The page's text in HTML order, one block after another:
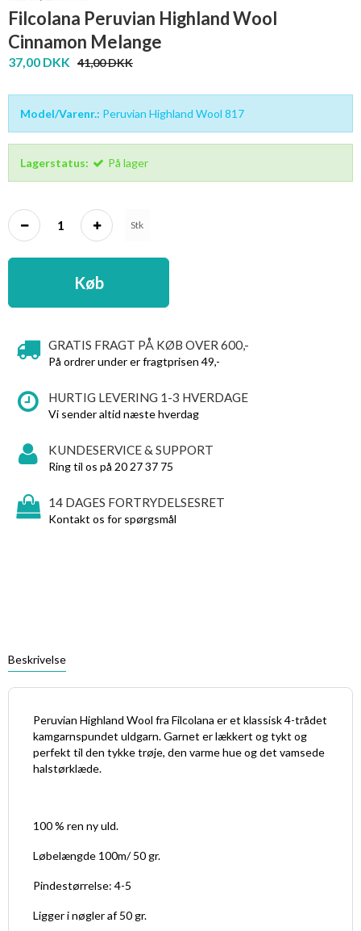
Filcolana Peruvian Highland Wool
Cinnamon Melange
37,00 DKK 41,00 DKK
Model/Varenr.: Peruvian Highland Wool 817
Lagerstatus: På lager
Stk
Køb
GRATIS FRAGT PÅ KØB OVER 600,-
På ordrer under er fragtprisen 49,-
HURTIG LEVERING 1-3 HVERDAGE
Vi sender altid næste hverdag
KUNDESERVICE & SUPPORT
Ring til os på 20 27 37 75
14 DAGES FORTRYDELSESRET
Kontakt os for spørgsmål
Beskrivelse
Peruvian Highland Wool fra Filcolana er et klassisk 4-trådet
kamgarnspundet uldgarn. Garnet er lækkert og tykt og
perfekt til den tykke trøje, den varme hue og det vamsede
halstørklæde.
100 % ren ny uld.
Løbelængde 100m/ 50 gr.
Pindestørrelse: 4-5
Ligger i nøgler af 50 gr.